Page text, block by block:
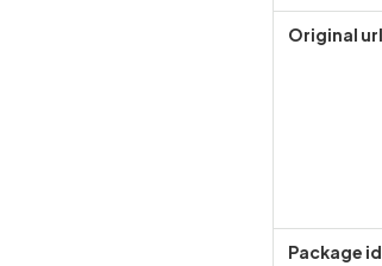
Original
Package id